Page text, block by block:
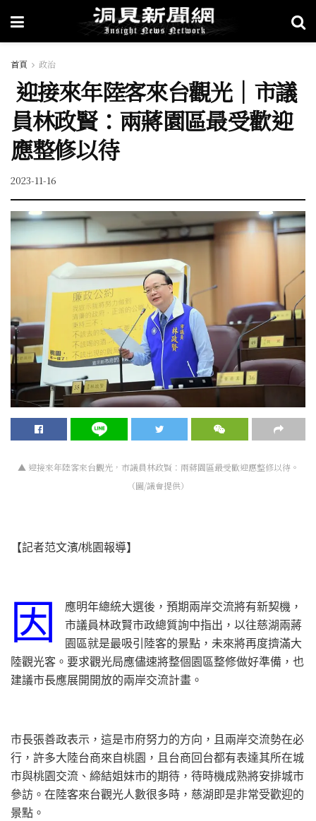
首頁 政治
迎接來年陸客來台觀光｜市議
員林政賢：兩蔣園區最受歡迎
應整修以待
2023-11-16
▲ 迎接來年陸客來台觀光，市議員林政賢：兩蔣園區最受歡迎應整修以待。
（圖/議會提供）
【記者范文濱/桃園報導】
因
應明年總統大選後，預期兩岸交流將有新契機，
市議員林政賢市政總質詢中指出，以往慈湖兩蔣
園區就是最吸引陸客的景點，未來將再度擠滿大
陸觀光客。要求觀光局應儘速將整個園區整修做好準備，也
建議市長應展開開放的兩岸交流計畫。
市長張善政表示，這是市府努力的方向，且兩岸交流勢在必
行，許多大陸台商來自桃園，且台商回台都有表達其所在城
市與桃園交流、締結姐妹市的期待，待時機成熟將安排城市
參訪。在陸客來台觀光人數很多時，慈湖即是非常受歡迎的
景點。